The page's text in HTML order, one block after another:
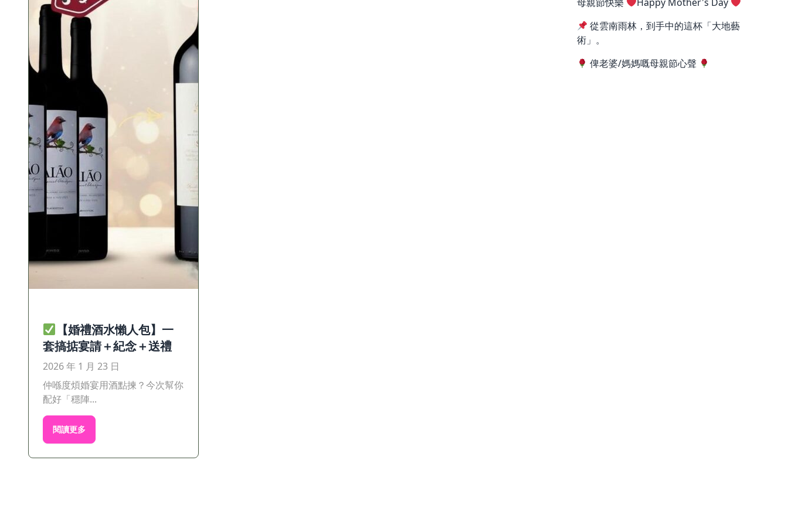
【婚禮酒水懶人包】一
套搞掂宴請＋紀念＋送禮
2026 年 1 月 23 日
仲喺度煩婚宴用酒點揀？今次幫你
配好「穩陣...
閱讀更多
從雲南雨林，到手中的這杯「大地藝
術」。
俾老婆/媽媽嘅母親節心聲